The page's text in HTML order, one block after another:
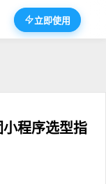
立即使用
程序选型指